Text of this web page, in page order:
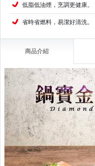
低脂低油煙，烹調更健康。
省時省燃料，易潔好清洗。
商品介紹